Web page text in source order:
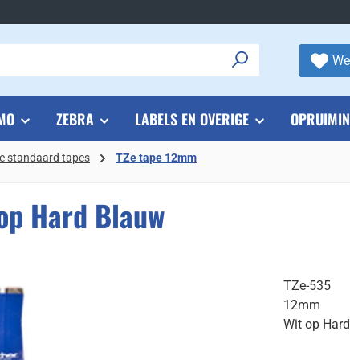
ZEBRA LABELS EN OVERIGE
standaard tapes TZe tape 12mm
Hard Blauw
TZe-535
12mm
Wit op